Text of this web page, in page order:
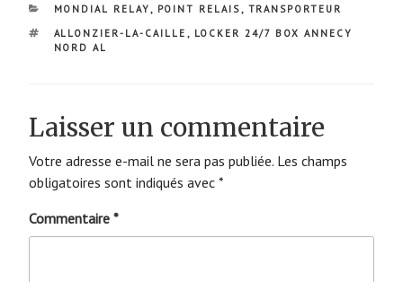
CATÉGORIES
MONDIAL RELAY , POINT RELAIS , TRANSPORTEUR
ÉTIQUETTES
ALLONZIER-LA-CAILLE , LOCKER 24/7 BOX ANNECY
NORD AL
Laisser un commentaire
Votre adresse e-mail ne sera pas publiée. Les champs
obligatoires sont indiqués avec *
Commentaire *